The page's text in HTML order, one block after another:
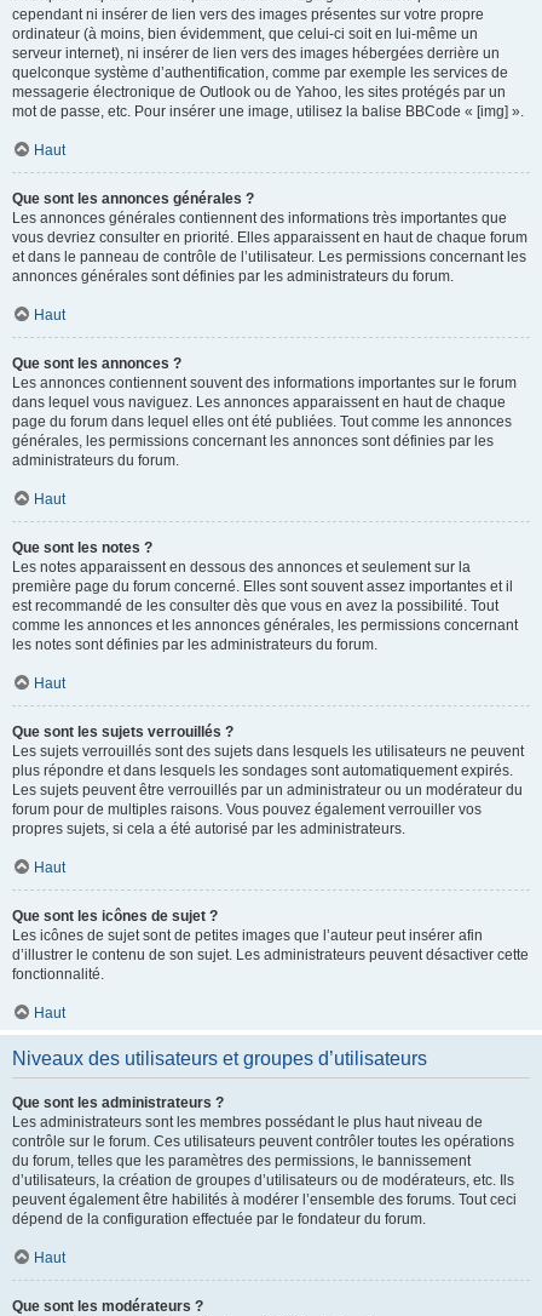
cependant ni insérer de lien vers des images présentes sur votre propre
ordinateur (à moins, bien évidemment, que celui-ci soit en lui-même un
serveur internet), ni insérer de lien vers des images hébergées derrière un
quelconque système d’authentification, comme par exemple les services de
messagerie électronique de Outlook ou de Yahoo, les sites protégés par un
mot de passe, etc. Pour insérer une image, utilisez la balise BBCode « [img] ».
Haut
Que sont les annonces générales ?
Les annonces générales contiennent des informations très importantes que
vous devriez consulter en priorité. Elles apparaissent en haut de chaque forum
et dans le panneau de contrôle de l’utilisateur. Les permissions concernant les
annonces générales sont définies par les administrateurs du forum.
Haut
Que sont les annonces ?
Les annonces contiennent souvent des informations importantes sur le forum
dans lequel vous naviguez. Les annonces apparaissent en haut de chaque
page du forum dans lequel elles ont été publiées. Tout comme les annonces
générales, les permissions concernant les annonces sont définies par les
administrateurs du forum.
Haut
Que sont les notes ?
Les notes apparaissent en dessous des annonces et seulement sur la
première page du forum concerné. Elles sont souvent assez importantes et il
est recommandé de les consulter dès que vous en avez la possibilité. Tout
comme les annonces et les annonces générales, les permissions concernant
les notes sont définies par les administrateurs du forum.
Haut
Que sont les sujets verrouillés ?
Les sujets verrouillés sont des sujets dans lesquels les utilisateurs ne peuvent
plus répondre et dans lesquels les sondages sont automatiquement expirés.
Les sujets peuvent être verrouillés par un administrateur ou un modérateur du
forum pour de multiples raisons. Vous pouvez également verrouiller vos
propres sujets, si cela a été autorisé par les administrateurs.
Haut
Que sont les icônes de sujet ?
Les icônes de sujet sont de petites images que l’auteur peut insérer afin
d’illustrer le contenu de son sujet. Les administrateurs peuvent désactiver cette
fonctionnalité.
Haut
Niveaux des utilisateurs et groupes d’utilisateurs
Que sont les administrateurs ?
Les administrateurs sont les membres possédant le plus haut niveau de
contrôle sur le forum. Ces utilisateurs peuvent contrôler toutes les opérations
du forum, telles que les paramètres des permissions, le bannissement
d’utilisateurs, la création de groupes d’utilisateurs ou de modérateurs, etc. Ils
peuvent également être habilités à modérer l’ensemble des forums. Tout ceci
dépend de la configuration effectuée par le fondateur du forum.
Haut
Que sont les modérateurs ?